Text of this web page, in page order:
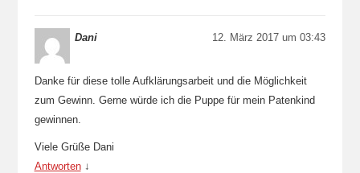
Dani 12. März 2017 um 03:43
Danke für diese tolle Aufklärungsarbeit und die Möglichkeit
zum Gewinn. Gerne würde ich die Puppe für mein Patenkind
gewinnen.
Viele Grüße Dani
Antworten ↓